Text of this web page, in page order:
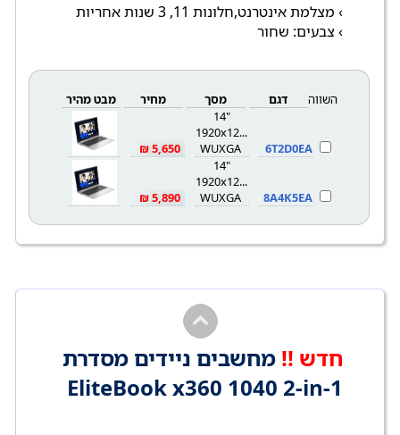
› מצלמת אינטרנט,חלונות 11, 3 שנות אחריות
› צבעים: שחור
השווה דגם מסך מחיר מבט מהיר
6T2D0EA
14"
1920x1200
WUXGA
5,650 ₪
8A4K5EA
14"
1920x1200
WUXGA
5,890 ₪
חדש !! מחשבים ניידים מסדרת
EliteBook x360 1040 2-in-1